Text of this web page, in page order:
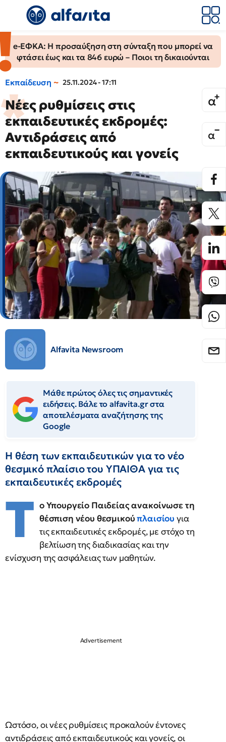
e-ΕΦΚΑ: Η προσαύξηση στη σύνταξη που μπορεί να
φτάσει έως και τα 846 ευρώ – Ποιοι τη δικαιούνται
Εκπαίδευση 25.11.2024 - 17:11
Νέες ρυθμίσεις στις
εκπαιδευτικές εκδρομές:
Αντιδράσεις από
εκπαιδευτικούς και γονείς
Alfavita Newsroom
Μάθε πρώτος όλες τις σημαντικές
ειδήσεις. Βάλε το alfavita.gr στα
αποτελέσματα αναζήτησης της
Google
Η θέση των εκπαιδευτικών για το νέο
θεσμικό πλαίσιο του ΥΠΑΙΘΑ για τις
εκπαιδευτικές εκδρομές
Τ ο Υπουργείο Παιδείας ανακοίνωσε τη
θέσπιση νέου θεσμικούπλαισίου για
τις εκπαιδευτικές εκδρομές, με στόχο τη
βελτίωση της διαδικασίας και την
ενίσχυση της ασφάλειας των μαθητών.
Ωστόσο, οι νέες ρυθμίσεις προκαλούν έντονες
αντιδράσεις από εκπαιδευτικούς και γονείς, οι